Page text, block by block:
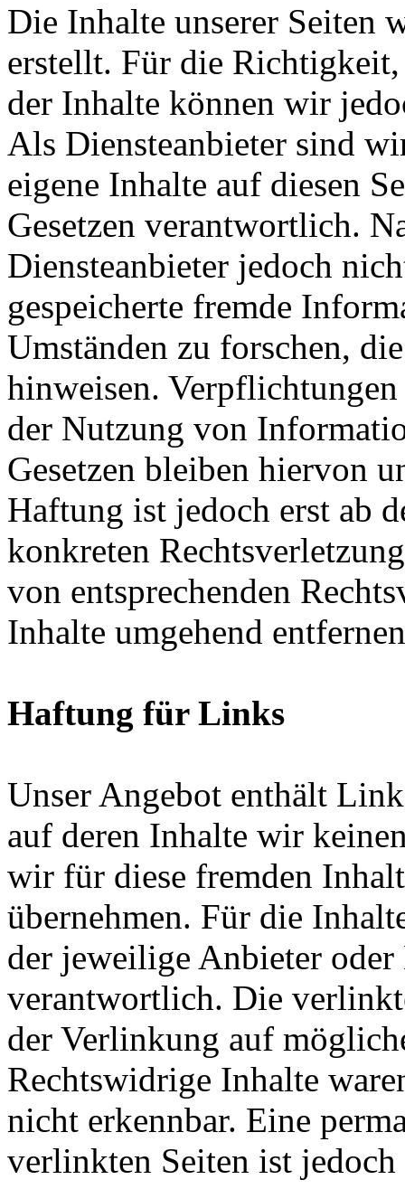
Die Inhalte unserer Seiten
erstellt. Für die
der Inhalte können wir
Als Diensteanbieter sind
eigene Inhalte auf diesen
Gesetzen verantwortlich.
Diensteanbieter jedoch
gespeicherte fremde
Umständen zu forschen,
hinweisen.
der Nutzung von
Gesetzen bleiben hiervon
Haftung ist jedoch erst ab
konkreten
von entsprechenden
Inhalte umgehend
Haftung für Links
Unser Angebot enthält
auf deren Inhalte wir
wir für diese fremden
übernehmen. Für die
der jeweilige Anbieter oder
verantwortlich. Die
der Verlinkung auf
Rechtswidrige Inhalte
nicht erkennbar. Eine
verlinkten Seiten ist